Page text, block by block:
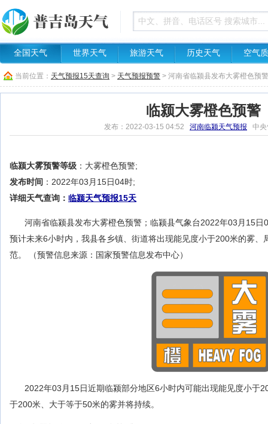
全国天气 世界天气 旅游天气 历史天气 空气
当前位置： 天气预报15天查询 > 天气预报预警 > 河南省临颍县发布大雾橙色预警
临颍大雾橙色预警
发布：2022-03-15 04:52 河南临颍天气预报 中央
临颍大雾预警等级 ：大雾橙色预警;
发布时间 ：2022年03月15日04时;
详细天气查询： 临颍天气预报15天
河南省临颍县发布大雾橙色预警；临颍县气象台2022年03月15
预计未来6小时内，我县各乡镇、街道将出现能见度小于200米的雾、
范。 （预警信息来源：国家预警信息发布中心）
2022年03月15日近期临颍部分地区6小时内可能出现能见度小于
于200米、大于等于50米的雾并将持续。